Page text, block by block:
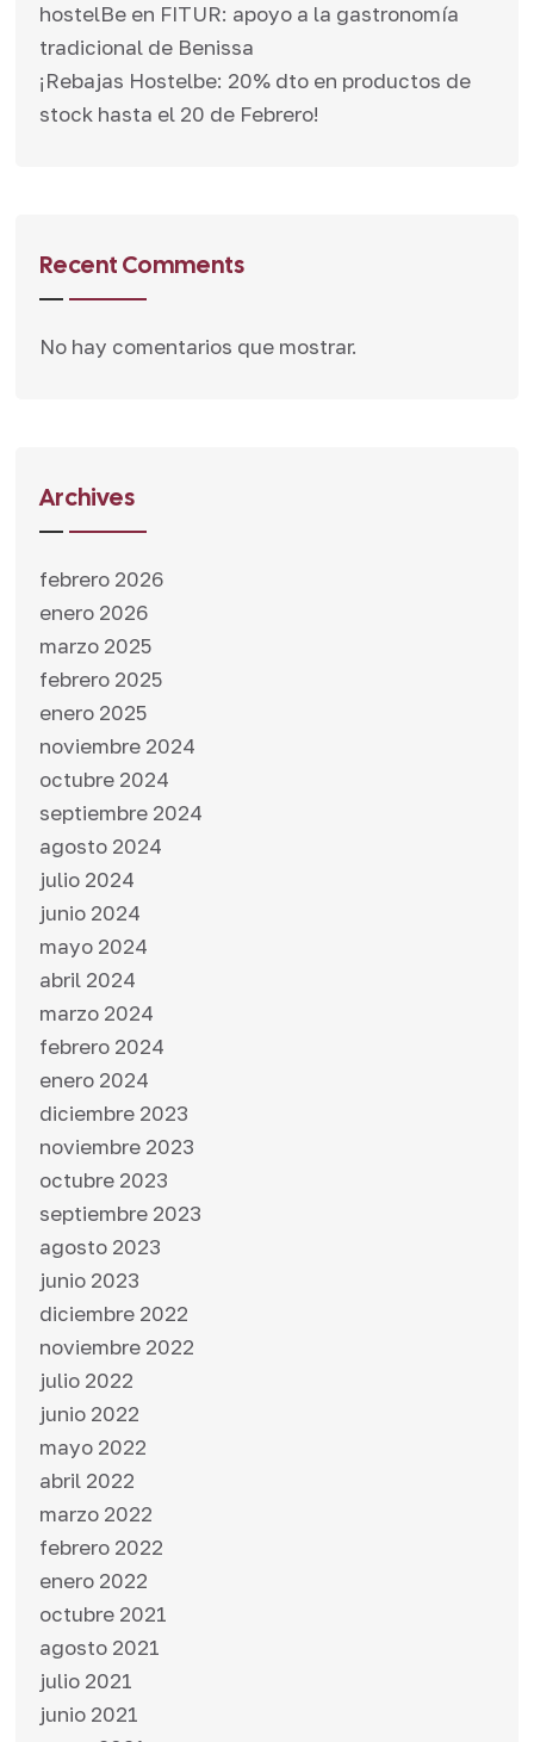
hostelBe en FITUR: apoyo a la gastronomía
tradicional de Benissa
¡Rebajas Hostelbe: 20% dto en productos de
stock hasta el 20 de Febrero!
Recent Comments
No hay comentarios que mostrar.
Archives
febrero 2026
enero 2026
marzo 2025
febrero 2025
enero 2025
noviembre 2024
octubre 2024
septiembre 2024
agosto 2024
julio 2024
junio 2024
mayo 2024
abril 2024
marzo 2024
febrero 2024
enero 2024
diciembre 2023
noviembre 2023
octubre 2023
septiembre 2023
agosto 2023
junio 2023
diciembre 2022
noviembre 2022
julio 2022
junio 2022
mayo 2022
abril 2022
marzo 2022
febrero 2022
enero 2022
octubre 2021
agosto 2021
julio 2021
junio 2021